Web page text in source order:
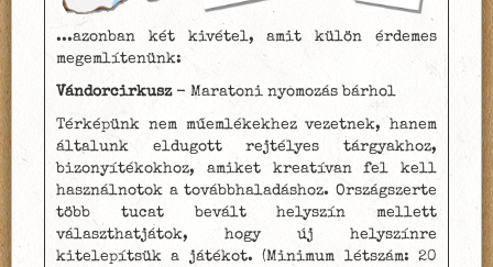
...azonban két kivétel, amit külön érdemes
megemlítenünk:
Vándorcirkusz- Maratoni nyomozás bárhol
Térképünk nem műemlékekhez vezetnek, hanem
általunk eldugott rejtélyes tárgyakhoz,
bizonyítékokhoz, amiket kreatívan fel kell
használnotok a továbbhaladáshoz. Országszerte
több tucat bevált helyszín mellett
választhatjátok, hogy új helyszínre
kitelepítsük a játékot. (Minimum létszám: 20